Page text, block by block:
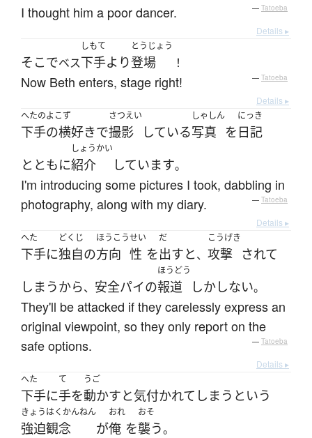
I thought him a poor dancer. — Tatoeba
Details ▸
そこでベス
しもて
下手より
とうじょう
登場 ！
Now Beth enters, stage right! — Tatoeba
Details ▸
へたのよこず
下手の横好きで
さつえい
撮影 している
しゃしん
写真 を
にっき
日記
とともに
しょうかい
紹介 しています。
I'm introducing some pictures I took, dabbling in
photography, along with my diary.
— Tatoeba
Details ▸
へた
下手に
どくじ
独自の
ほうこう
方向
せい
性 を
だ
出すと、
こうげき
攻撃 されて
しまうから、 安全パイの
ほうどう
報道 しかしない。
They'll be attacked if they carelessly express an
original viewpoint, so they only report on the
safe options.
— Tatoeba
Details ▸
へた
下手に
て
手を
うご
動かすと気付かれて しまう という
きょうはくかんねん
強迫観念 が
おれ
俺 を
おそ
襲う。